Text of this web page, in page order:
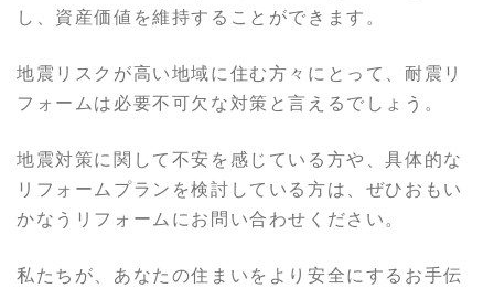
し、資産価値を維持することができます。
地震リスクが高い地域に住む方々にとって、耐震リ
フォームは必要不可欠な対策と言えるでしょう。
地震対策に関して不安を感じている方や、具体的な
リフォームプランを検討している方は、ぜひおもい
かなうリフォームにお問い合わせください。
私たちが、あなたの住まいをより安全にするお手伝